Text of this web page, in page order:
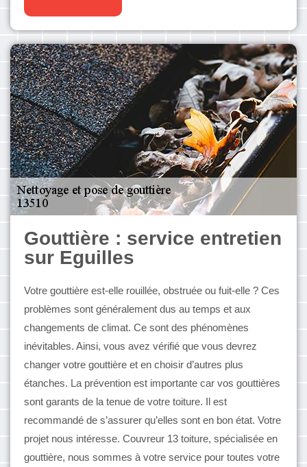
Gouttière : service entretien
sur Eguilles
Votre gouttière est-elle rouillée, obstruée ou fuit-elle ? Ces
problèmes sont généralement dus au temps et aux
changements de climat. Ce sont des phénomènes
inévitables. Ainsi, vous avez vérifié que vous devrez
changer votre gouttière et en choisir d’autres plus
étanches. La prévention est importante car vos gouttières
sont garants de la tenue de votre toiture. Il est
recommandé de s’assurer qu’elles sont en bon état. Votre
projet nous intéresse. Couvreur 13 toiture, spécialisée en
gouttière, nous sommes à votre service pour toutes votre